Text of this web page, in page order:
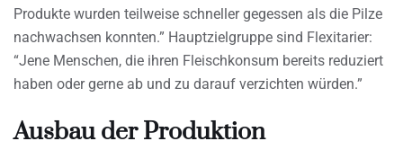
Produkte wurden teilweise schneller gegessen als die Pilze
nachwachsen konnten.” Hauptzielgruppe sind Flexitarier:
“Jene Menschen, die ihren Fleischkonsum bereits reduziert
haben oder gerne ab und zu darauf verzichten würden.”
Ausbau der Produktion